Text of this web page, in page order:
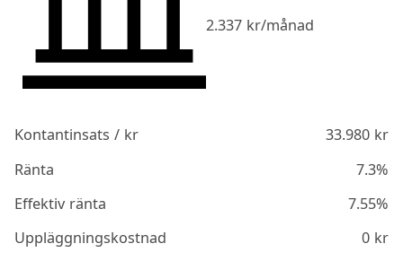
2.337 kr/månad
Kontantinsats / kr 33.980kr
Ränta
7.3%
Effektiv ränta
7.55%
Uppläggningskostnad
0kr